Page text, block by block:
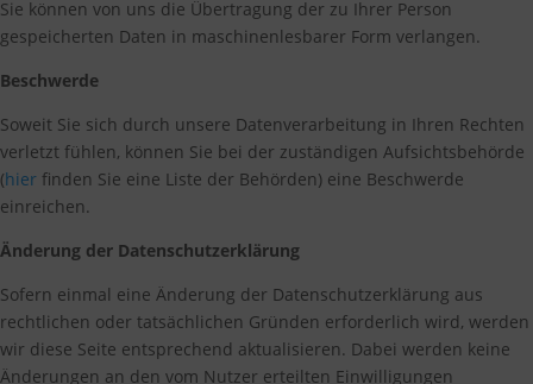
Sie können von uns die Übertragung der zu Ihrer Person
gespeicherten Daten in maschinenlesbarer Form verlangen.
Beschwerde
Soweit Sie sich durch unsere Datenverarbeitung in Ihren Rechten
verletzt fühlen, können Sie bei der zuständigen Aufsichtsbehörde
(hier finden Sie eine Liste der Behörden) eine Beschwerde
einreichen.
Änderung der Datenschutzerklärung
Sofern einmal eine Änderung der Datenschutzerklärung aus
rechtlichen oder tatsächlichen Gründen erforderlich wird, werden
wir diese Seite entsprechend aktualisieren. Dabei werden keine
Änderungen an den vom Nutzer erteilten Einwilligungen